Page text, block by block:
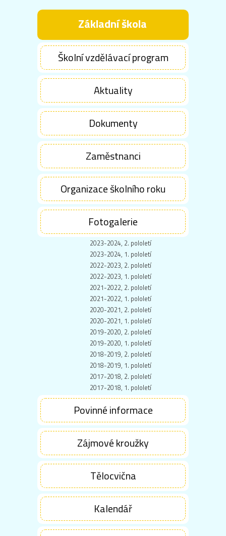
Základní škola
Školní vzdělávací program
Aktuality
Dokumenty
Zaměstnanci
Organizace školního roku
Fotogalerie
2023-2024, 2. pololetí
2023-2024, 1. pololetí
2022-2023, 2. pololetí
2022-2023, 1. pololetí
2021-2022, 2. pololetí
2021-2022, 1. pololetí
2020-2021, 2. pololetí
2020-2021, 1. pololetí
2019-2020, 2. pololetí
2019-2020, 1. pololetí
2018-2019, 2. pololetí
2018-2019, 1. pololetí
2017-2018, 2. pololetí
2017-2018, 1. pololetí
Povinné informace
Zájmové kroužky
Tělocvična
Kalendář